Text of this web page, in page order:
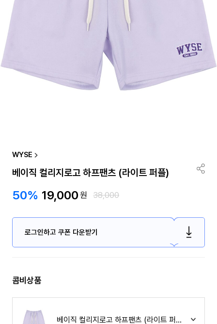
WYSE
베이직 컬리지로고 하프팬츠 (라이트 퍼플)
50% 19,000원 38,000
로그인하고 쿠폰 다운받기
콤비상품
베이직 컬리지로고 하프팬츠 (라이트 퍼플)